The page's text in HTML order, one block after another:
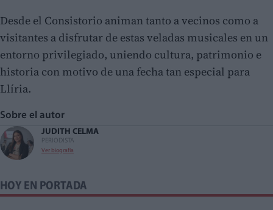
Desde el Consistorio animan tanto a vecinos como a
visitantes a disfrutar de estas veladas musicales en un
entorno privilegiado, uniendo cultura, patrimonio e
historia con motivo de una fecha tan especial para
Llíria.
Sobre el autor
JUDITH CELMA
PERIODISTA
Ver biografía
HOY EN PORTADA